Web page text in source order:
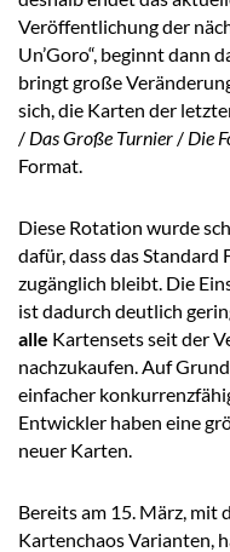
Veröffentlichung der
Un’Goro“, beginnt dann
bringt große
sich, die Karten der
/ Das Große Turnier / Die
Format.
Diese Rotation wurde
dafür, dass das
zugänglich bleibt. Die
ist dadurch deutlich
alle Kartensets seit der
nachzukaufen. Auf
einfacher
Entwickler haben eine
neuer Karten.
Bereits am 15. März, mit
Kartenchaos Varianten,